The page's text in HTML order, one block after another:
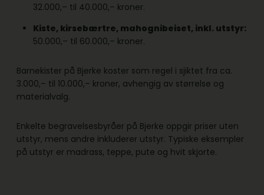
32.000,– til 40.000,– kroner.
Kiste, kirsebærtre, mahognibeiset, inkl. utstyr:
50.000,– til 60.000,– kroner.
Barnekister på Bjerke koster som regel i sjiktet fra ca.
3.000,– til 10.000,– kroner, avhengig av størrelse og
materialvalg.
Enkelte begravelsesbyråer på Bjerke oppgir priser uten
utstyr, mens andre inkluderer utstyr. Typiske eksempler
på utstyr er madrass, teppe, pute og hvit skjorte.